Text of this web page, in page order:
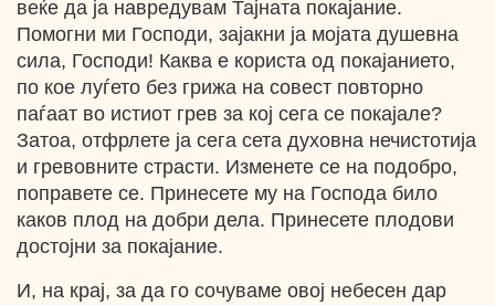
веќе да ја навредувам Тајната покајание.
Помогни ми Господи, зајакни ја мојата душевна
сила, Господи! Каква е користа од покајанието,
по кое луѓето без грижа на совест повторно
паѓаат во истиот грев за кој сега се покајале?
Затоа, отфрлете ја сега сета духовна нечистотија
и гревовните страсти. Изменете се на подобро,
поправете се. Принесете му на Господа било
каков плод на добри дела. Принесете плодови
достојни за покајание.
И, на крај, за да го сочуваме овој небесен дар